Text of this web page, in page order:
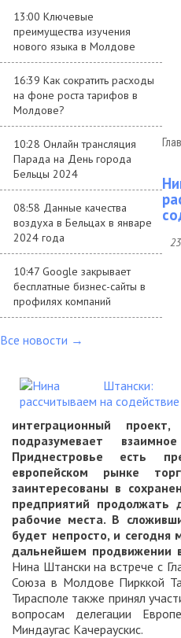
13:00 Ключевые
преимущества изучения
нового языка в Молдове
16:39 Как сократить расходы
на фоне роста тарифов в
Молдове?
10:28 Онлайн трансляция
Парада на День города
Бельцы 2024
08:58 Данные качества
воздуха в Бельцах в январе
2024 года
10:47 Google закрывает
бесплатные бизнес-сайты в
профилях компаний
Все новости →
интеграционный
подразумевает
Приднестровье есть
европейском рынке
заинтересованы в
предприятий продолжать
рабочие места. В
будет непросто, и
дальнейшем продвижении
Нина Штански на встрече с
Союза в Молдове Пирккой
Тирасполе также принял
вопросам делегации
Миндаугас Качераускис.